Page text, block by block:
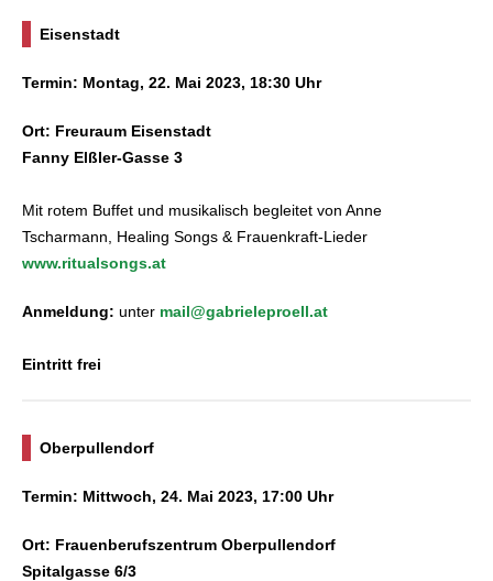
Eisenstadt
Termin: Montag, 22. Mai 2023, 18:30 Uhr
Ort: Freuraum Eisenstadt
Fanny Elßler-Gasse 3
Mit rotem Buffet und musikalisch begleitet von Anne
Tscharmann, Healing Songs & Frauenkraft-Lieder
www.ritualsongs.at
Anmeldung: unter mail@gabrieleproell.at
Eintritt frei
Oberpullendorf
Termin: Mittwoch, 24. Mai 2023, 17:00 Uhr
Ort: Frauenberufszentrum Oberpullendorf
Spitalgasse 6/3